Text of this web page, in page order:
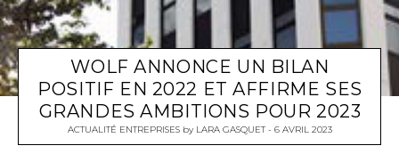
WOLF ANNONCE UN BILAN
POSITIF EN 2022 ET AFFIRME SES
GRANDES AMBITIONS POUR 2023
ACTUALITÉ ENTREPRISES by LARA GASQUET 6 AVRIL 2023